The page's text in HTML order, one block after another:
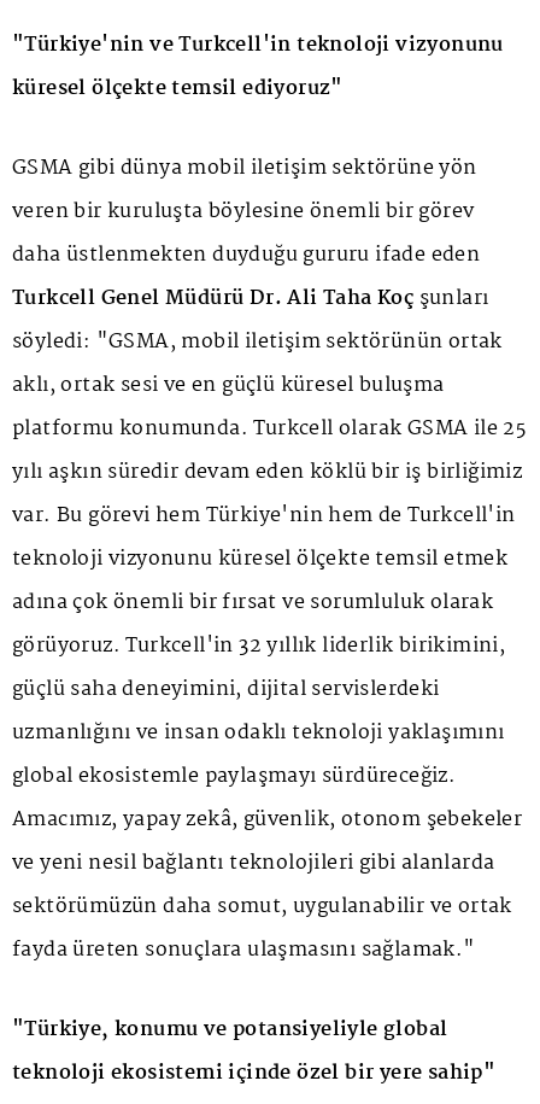
"Türkiye'nin ve Turkcell'in teknoloji vizyonunu
küresel ölçekte temsil ediyoruz"
GSMA gibi dünya mobil iletişim sektörüne yön
veren bir kuruluşta böylesine önemli bir görev
daha üstlenmekten duyduğu gururu ifade eden
Turkcell Genel Müdürü Dr. Ali Taha Koç şunları
söyledi: "GSMA, mobil iletişim sektörünün ortak
aklı, ortak sesi ve en güçlü küresel buluşma
platformu konumunda. Turkcell olarak GSMA ile 25
yılı aşkın süredir devam eden köklü bir iş birliğimiz
var. Bu görevi hem Türkiye'nin hem de Turkcell'in
teknoloji vizyonunu küresel ölçekte temsil etmek
adına çok önemli bir fırsat ve sorumluluk olarak
görüyoruz. Turkcell'in 32 yıllık liderlik birikimini,
güçlü saha deneyimini, dijital servislerdeki
uzmanlığını ve insan odaklı teknoloji yaklaşımını
global ekosistemle paylaşmayı sürdüreceğiz.
Amacımız, yapay zekâ, güvenlik, otonom şebekeler
ve yeni nesil bağlantı teknolojileri gibi alanlarda
sektörümüzün daha somut, uygulanabilir ve ortak
fayda üreten sonuçlara ulaşmasını sağlamak."
"Türkiye, konumu ve potansiyeliyle global
teknoloji ekosistemi içinde özel bir yere sahip"